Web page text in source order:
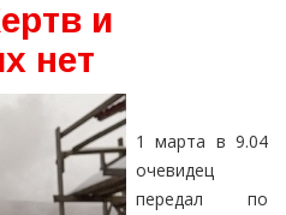
и
нет
1 марта в 9.04
очевидец
передал по